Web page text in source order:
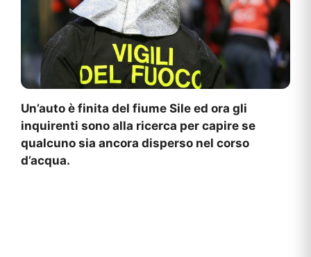
Un’auto è finita del fiume Sile ed ora gli
inquirenti sono alla ricerca per capire se
qualcuno sia ancora disperso nel corso
d’acqua.